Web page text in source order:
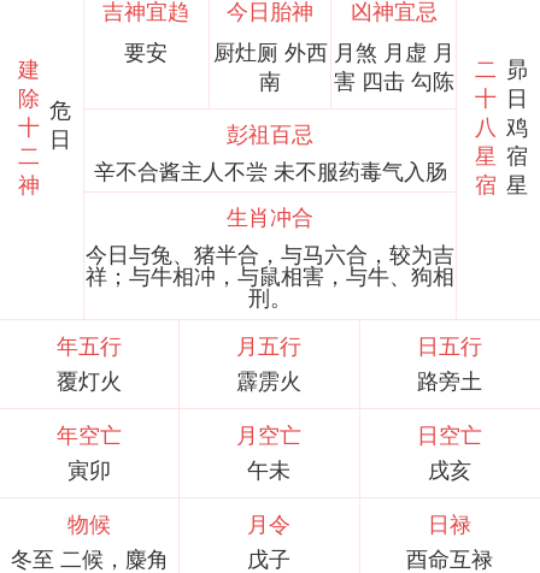
建
除
十
二
神
危
日
吉神宜趋
要安
今日胎神
厨灶厕 外西
南
凶神宜忌
月煞 月虚 月
害 四击 勾陈
彭祖百忌
辛不合酱主人不尝 未不服药毒气入肠
生肖冲合
今日与兔、猪半合，与马六合，较为吉
祥；与牛相冲，与鼠相害，与牛、狗相
刑。
二
十
八
星
宿
昴
日
鸡
宿
星
年五行
覆灯火
月五行
霹雳火
日五行
路旁土
年空亡
寅卯
月空亡
午未
日空亡
戌亥
物候
冬至 二候，麋角
月令
戊子
日禄
酉命互禄